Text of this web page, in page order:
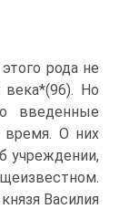
рода не
века*(96). Но
введенные
время. О них
учреждении,
Василия